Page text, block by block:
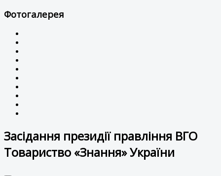
Фотогалерея
Засідання президії правління ВГО
Товариство «Знання» України